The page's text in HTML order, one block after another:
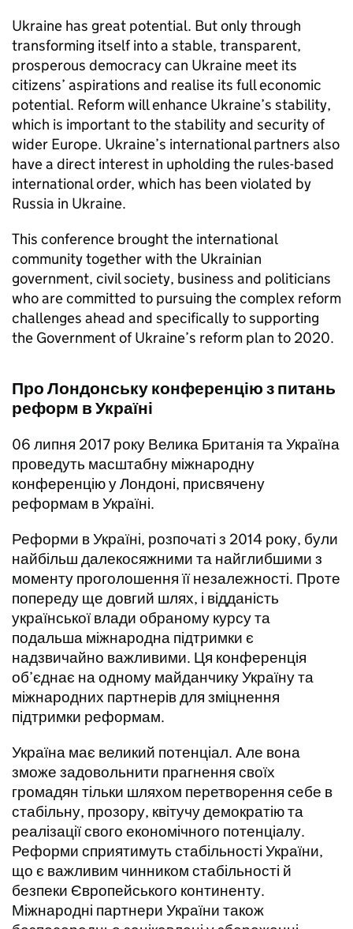
Ukraine has great potential. But only through
transforming itself into a stable, transparent,
prosperous democracy can Ukraine meet its
citizens’ aspirations and realise its full economic
potential. Reform will enhance Ukraine’s stability,
which is important to the stability and security of
wider Europe. Ukraine’s international partners also
have a direct interest in upholding the rules-based
international order, which has been violated by
Russia in Ukraine.
This conference brought the international
community together with the Ukrainian
government, civil society, business and politicians
who are committed to pursuing the complex reform
challenges ahead and specifically to supporting
the Government of Ukraine’s reform plan to 2020.
Про Лондонську конференцію з питань
реформ в Україні
06 липня 2017 року Велика Британія та Україна
проведуть масштабну міжнародну
конференцію у Лондоні, присвячену
реформам в Україні.
Реформи в Україні, розпочаті з 2014 року, були
найбільш далекосяжними та найглибшими з
моменту проголошення її незалежності. Проте
попереду ще довгий шлях, і відданість
української влади обраному курсу та
подальша міжнародна підтримки є
надзвичайно важливими. Ця конференція
об’єднає на одному майданчику Україну та
міжнародних партнерів для зміцнення
підтримки реформам.
Україна має великий потенціал. Але вона
зможе задовольнити прагнення своїх
громадян тільки шляхом перетворення себе в
стабільну, прозору, квітучу демократію та
реалізації свого економічного потенціалу.
Реформи сприятимуть стабільності України,
що є важливим чинником стабільності й
безпеки Європейського континенту.
Міжнародні партнери України також